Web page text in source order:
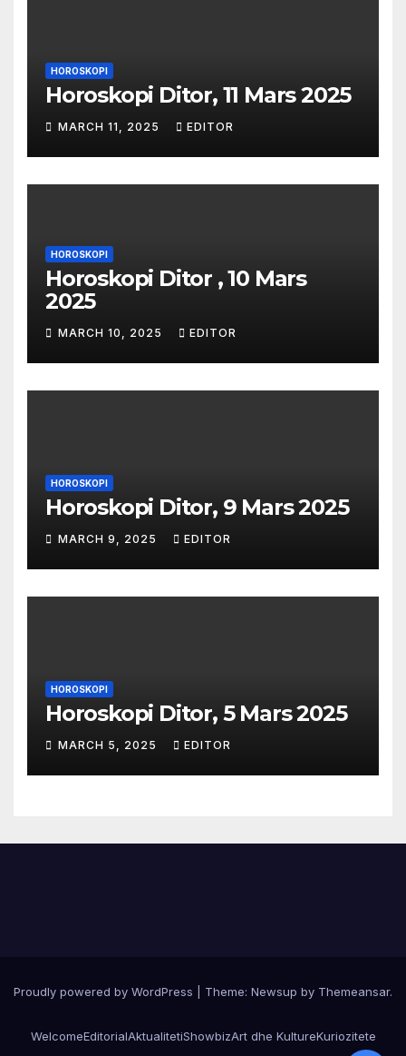
HOROSKOPI
Horoskopi Ditor, 11 Mars 2025
MARCH 11, 2025 EDITOR
HOROSKOPI
Horoskopi Ditor , 10 Mars
2025
MARCH 10, 2025 EDITOR
HOROSKOPI
Horoskopi Ditor, 9 Mars 2025
MARCH 9, 2025 EDITOR
HOROSKOPI
Horoskopi Ditor, 5 Mars 2025
MARCH 5, 2025 EDITOR
Proudly powered by WordPress Theme: Newsup by Themeansar.
WelcomeEditorialAktualitetiShowbizArt dhe KultureKuriozitete